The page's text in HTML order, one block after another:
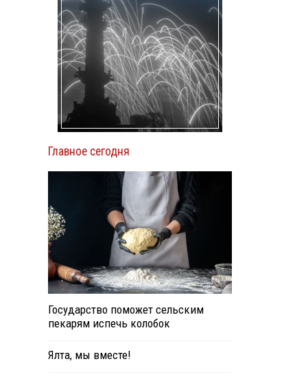
Главное сегодня
Государство поможет сельским
пекарям испечь колобок
Ялта, мы вместе!